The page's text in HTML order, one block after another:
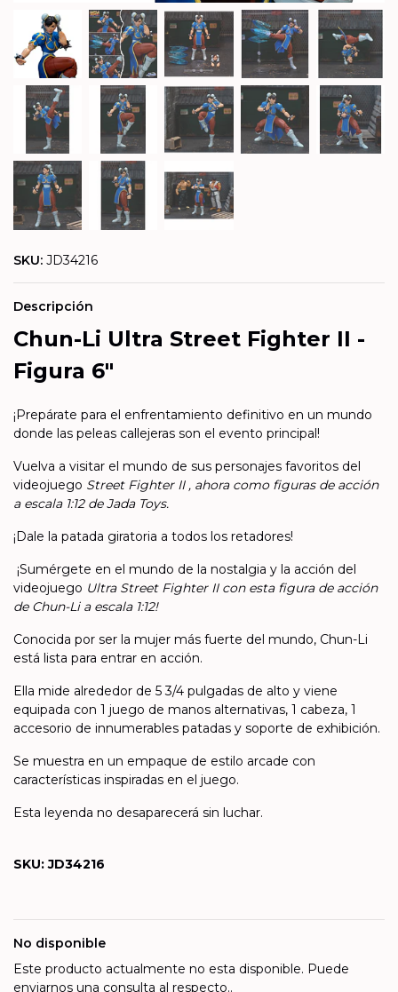
SKU: JD34216
Descripción
Chun-Li Ultra Street Fighter II -
Figura 6"
¡Prepárate para el enfrentamiento definitivo en un mundo
donde las peleas callejeras son el evento principal!
Vuelva a visitar el mundo de sus personajes favoritos del
videojuego Street Fighter II , ahora como figuras de acción
a escala 1:12 de Jada Toys.
¡Dale la patada giratoria a todos los retadores!
¡Sumérgete en el mundo de la nostalgia y la acción del
videojuego Ultra Street Fighter II con esta figura de acción
de Chun-Li a escala 1:12!
Conocida por ser la mujer más fuerte del mundo, Chun-Li
está lista para entrar en acción.
Ella mide alrededor de 5 3/4 pulgadas de alto y viene
equipada con 1 juego de manos alternativas, 1 cabeza, 1
accesorio de innumerables patadas y soporte de exhibición.
Se muestra en un empaque de estilo arcade con
características inspiradas en el juego.
Esta leyenda no desaparecerá sin luchar.
SKU: JD34216
No disponible
Este producto actualmente no esta disponible. Puede
enviarnos una consulta al respecto..